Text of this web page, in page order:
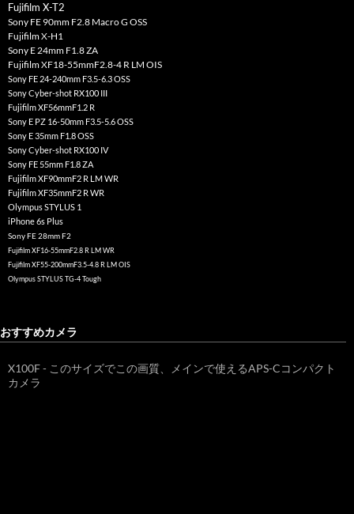
Fujifilm X-T2
Sony FE 90mm F2.8 Macro G OSS
Fujifilm X-H1
Sony E 24mm F1.8 ZA
Fujifilm XF18-55mmF2.8-4 R LM OIS
Sony FE 24-240mm F3.5-6.3 OSS
Sony Cyber-shot RX100 III
Fujifilm XF56mmF1.2 R
Sony E PZ 16-50mm F3.5-5.6 OSS
Sony E 35mm F1.8 OSS
Sony Cyber-shot RX100 IV
Sony FE 55mm F1.8 ZA
Fujifilm XF90mmF2 R LM WR
Fujifilm XF35mmF2 R WR
Olympus STYLUS 1
iPhone 6s Plus
Sony FE 28mm F2
Fujifilm XF16-55mmF2.8 R LM WR
Fujifilm XF55-200mmF3.5-4.8 R LM OIS
Olympus STYLUS TG-4 Tough
おすすめカメラ
X100F - このサイズでこの画質、メインで使えるAPS-Cコンパクト
カメラ